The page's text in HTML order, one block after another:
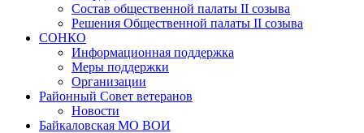
Состав общественной палаты II созыва
Решения Общественной палаты II созыва
СОНКО
Информационная поддержка
Меры поддержки
Организации
Районный Совет ветеранов
Новости
Байкаловская МО ВОИ